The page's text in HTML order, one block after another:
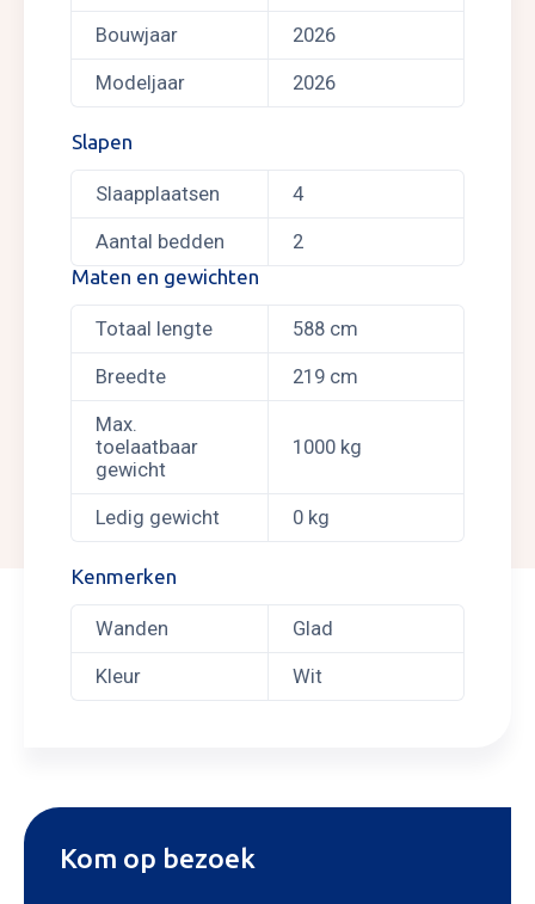
Bouwjaar 2026
Modeljaar 2026
Slapen
Slaapplaatsen 4
Aantal bedden
2
Maten en gewichten
Totaal lengte 588 cm
Breedte 219 cm
Max.
toelaatbaar
gewicht
1000 kg
Ledig gewicht 0 kg
Kenmerken
Wanden Glad
Kleur Wit
Kom op bezoek